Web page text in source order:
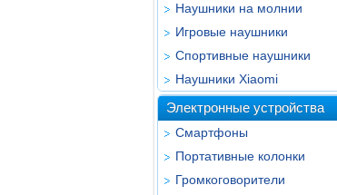
Наушники на молнии
Игровые наушники
Спортивные наушники
Наушники Xiaomi
Электронные устройства
Смартфоны
Портативные колонки
Громкоговорители